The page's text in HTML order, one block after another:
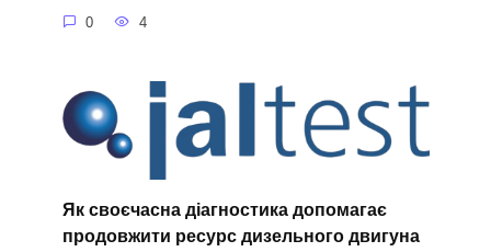
0 4
Як своєчасна діагностика допомагає
продовжити ресурс дизельного двигуна